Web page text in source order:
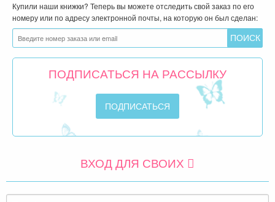
Купили наши книжки? Теперь вы можете отследить свой заказ по его
номеру или по адресу электронной почты, на которую он был сделан:
ПОДПИСАТЬСЯ НА РАССЫЛКУ
ВХОД ДЛЯ СВОИХ